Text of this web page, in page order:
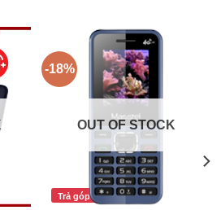
-18%
Trả góp 0%
OUT OF STOCK